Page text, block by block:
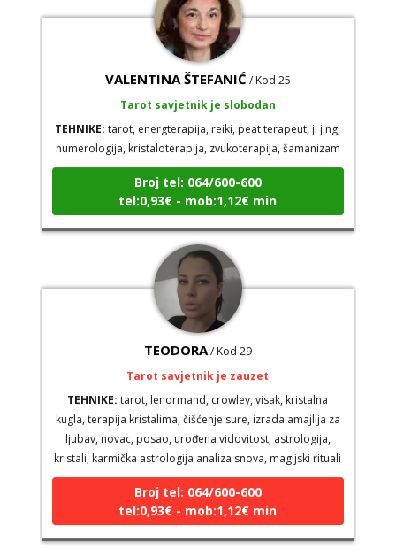
VALENTINA ŠTEFANIĆ
Tarot savjetnik je slobodan
tarot, energterapija, reiki, peat terapeut, ji jing,
numerologija, kristaloterapija, zvukoterapija, šamanizam
Broj tel: 064/600-600
tel:0,93€ - mob:1,12€ min
TEODORA/ Kod 29
tarot, lenormand, crowley, visak, kristalna
kugla, terapija kristalima, čišćenje sure, izrada amajlija za
ljubav, novac, posao, urođena vidovitost, astrologija,
kristali, karmička astrologija analiza snova, magijski rituali
Broj tel: 064/600-600
tel:0,93€ - mob:1,12€ min